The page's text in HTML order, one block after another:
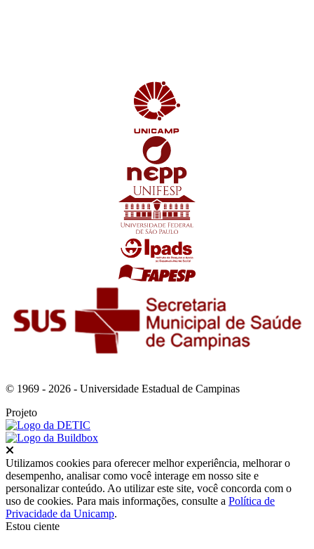
© 1969 - 2026 - Universidade Estadual de Campinas
Projeto
Utilizamos cookies para oferecer melhor experiência, melhorar o
desempenho, analisar como você interage em nosso site e
personalizar conteúdo. Ao utilizar este site, você concorda com o
uso de cookies. Para mais informações, consulte a Política de
Privacidade da Unicamp.
Estou ciente